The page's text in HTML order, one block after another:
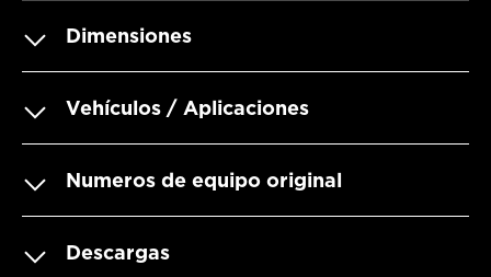
Dimensiones
Vehículos / Aplicaciones
Numeros de equipo original
Descargas